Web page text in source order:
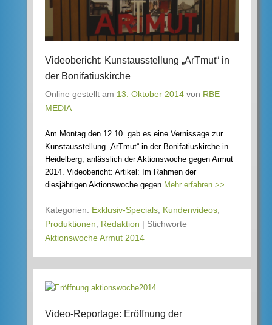
Videobericht: Kunstausstellung „ArTmut“ in
der Bonifatiuskirche
Online gestellt am 13. Oktober 2014 von RBE
MEDIA
Am Montag den 12.10. gab es eine Vernissage zur
Kunstausstellung „ArTmut“ in der Bonifatiuskirche in
Heidelberg, anlässlich der Aktionswoche gegen Armut
2014. Videobericht: Artikel: Im Rahmen der
diesjährigen Aktionswoche gegen Mehr erfahren >>
Kategorien: Exklusiv-Specials Kundenvideos
Produktionen
Redaktion | Stichworte
Aktionswoche Armut 2014
Video-Reportage: Eröffnung der